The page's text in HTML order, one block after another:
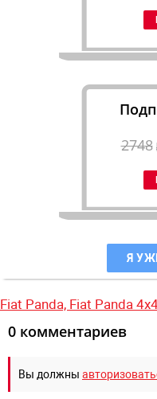
2748
Я
Fiat Panda, Fiat Panda
0 комментариев
Вы должны